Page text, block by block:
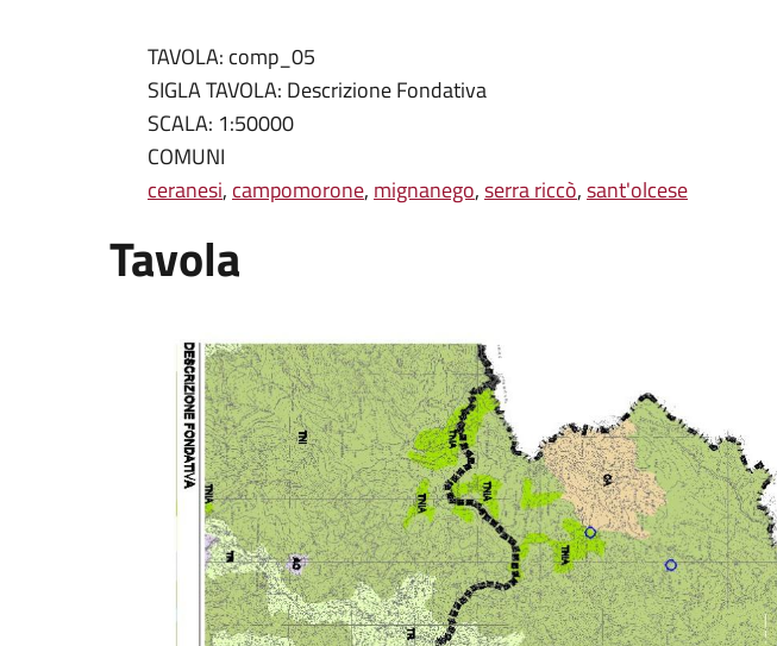
TAVOLA: comp_05
SIGLA TAVOLA: Descrizione Fondativa
SCALA: 1:50000
COMUNI
ceranesi, campomorone, mignanego,serra riccò,sant'olcese
Tavola